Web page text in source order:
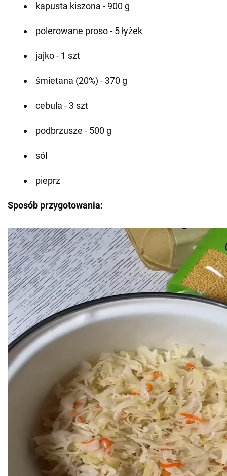
kapusta kiszona - 900 g
polerowane proso - 5 łyżek
jajko - 1 szt
śmietana (20%) - 370 g
cebula - 3 szt
podbrzusze - 500 g
sól
pieprz
Sposób przygotowania: